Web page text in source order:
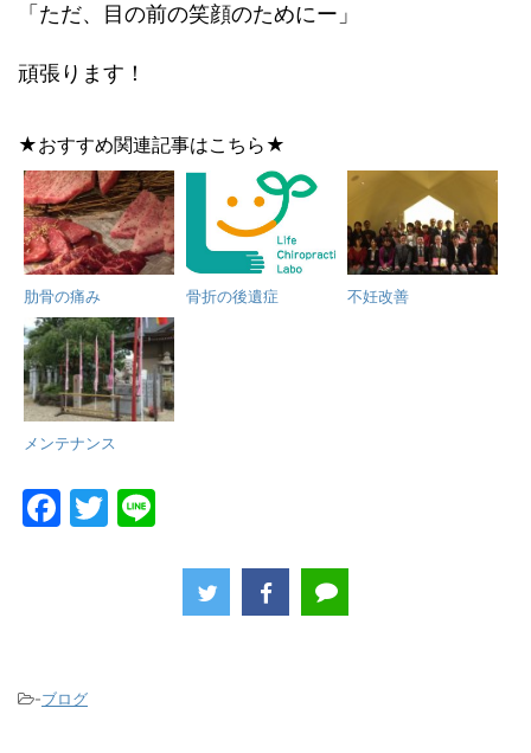
「ただ、目の前の笑顔のためにー」
頑張ります！
★おすすめ関連記事はこちら★
肋骨の痛み 骨折の後遺症 不妊改善
メンテナンス
F
o
T
-ブログ